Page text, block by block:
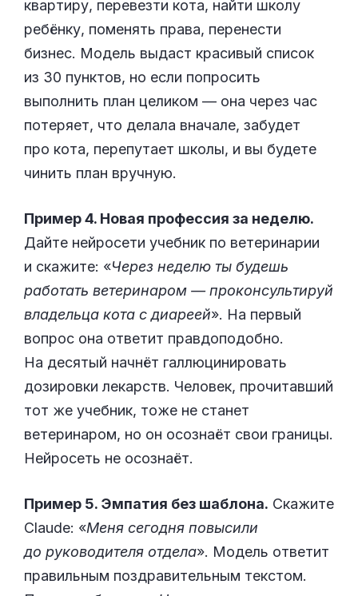
квартиру, перевезти кота, найти школу
ребёнку, поменять права, перенести
бизнес. Модель выдаст красивый список
из 30 пунктов, но если попросить
выполнить план целиком — она через час
потеряет, что делала вначале, забудет
про кота, перепутает школы, и вы будете
чинить план вручную.
Пример 4. Новая профессия за неделю.
Дайте нейросети учебник по ветеринарии
и скажите: «Через неделю ты будешь
работать ветеринаром — проконсультируй
владельца кота с диареей». На первый
вопрос она ответит правдоподобно.
На десятый начнёт галлюцинировать
дозировки лекарств. Человек, прочитавший
тот же учебник, тоже не станет
ветеринаром, но он осознаёт свои границы.
Нейросеть не осознаёт.
Пример 5. Эмпатия без шаблона. Скажите
Claude: «Меня сегодня повысили
до руководителя отдела». Модель ответит
правильным поздравительным текстом.